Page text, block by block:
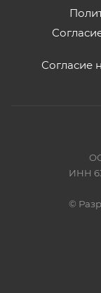
Согласие
ИНН
©